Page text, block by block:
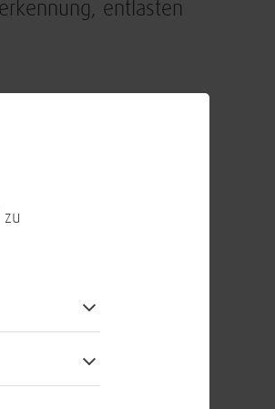
entlasten
über
besitzt die
im digitalen
im multinationalen